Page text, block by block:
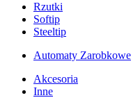
Rzutki
Softip
Steeltip
Automaty Zarobkowe
Akcesoria
Inne